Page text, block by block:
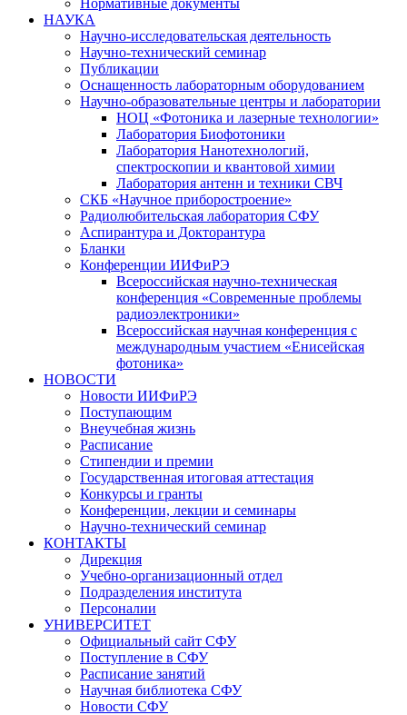
Нормативные документы
НАУКА
Научно-исследовательская деятельность
Научно-технический семинар
Публикации
Оснащенность лабораторным оборудованием
Научно-образовательные центры и лаборатории
НОЦ «Фотоника и лазерные технологии»
Лаборатория Биофотоники
Лаборатория Нанотехнологий,
спектроскопии и квантовой химии
Лаборатория антенн и техники СВЧ
СКБ «Научное приборостроение»
Радиолюбительская лаборатория СФУ
Аспирантура и Докторантура
Бланки
Конференции ИИФиРЭ
Всероссийская научно-техническая
конференция «Современные проблемы
радиоэлектроники»
Всероссийская научная конференция с
международным участием «Енисейская
фотоника»
НОВОСТИ
Новости ИИФиРЭ
Поступающим
Внеучебная жизнь
Расписание
Стипендии и премии
Государственная итоговая аттестация
Конкурсы и гранты
Конференции, лекции и семинары
Научно-технический семинар
КОНТАКТЫ
Дирекция
Учебно-организационный отдел
Подразделения института
Персоналии
УНИВЕРСИТЕТ
Официальный сайт СФУ
Поступление в СФУ
Расписание занятий
Научная библиотека СФУ
Новости СФУ